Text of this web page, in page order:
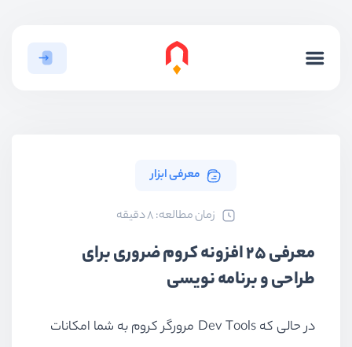
معرفی ابزار
ﺯﻣﺎﻥ ﻣﻄﺎﻟﻌﻪ: 8 دقیقه
معرفی 25 افزونه کروم ضروری برای
طراحی و برنامه نویسی
در حالی که Dev Tools مرورگر کروم به شما امکانات